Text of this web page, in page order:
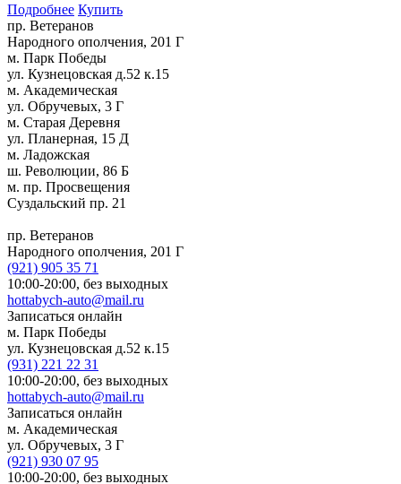
Подробнее Купить
пр. Ветеранов
Народного ополчения, 201 Г
м. Парк Победы
ул. Кузнецовская д.52 к.15
м. Академическая
ул. Обручевых, 3 Г
м. Старая Деревня
ул. Планерная, 15 Д
м. Ладожская
ш. Революции, 86 Б
м. пр. Просвещения
Суздальский пр. 21
пр. Ветеранов
Народного ополчения, 201 Г
(921) 905 35 71
10:00-20:00, без выходных
hottabych-auto@mail.ru
Записаться онлайн
м. Парк Победы
ул. Кузнецовская д.52 к.15
(931) 221 22 31
10:00-20:00, без выходных
hottabych-auto@mail.ru
Записаться онлайн
м. Академическая
ул. Обручевых, 3 Г
(921) 930 07 95
10:00-20:00, без выходных